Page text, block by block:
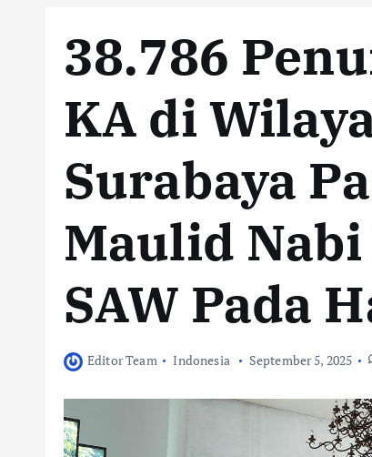
38.786
KA di
Surabaya
Maulid
SAW Pada
Editor Team Indonesia September 5, 2025